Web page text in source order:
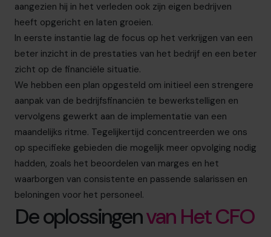
aangezien hij in het verleden ook zijn eigen bedrijven
heeft opgericht en laten groeien.
In eerste instantie lag de focus op het verkrijgen van een
beter inzicht in de prestaties van het bedrijf en een beter
zicht op de financiële situatie.
We hebben een plan opgesteld om initieel een strengere
aanpak van de bedrijfsfinanciën te bewerkstelligen en
vervolgens gewerkt aan de implementatie van een
maandelijks ritme. Tegelijkertijd concentreerden we ons
op specifieke gebieden die mogelijk meer opvolging nodig
hadden, zoals het beoordelen van marges en het
waarborgen van consistente en passende salarissen en
beloningen voor het personeel.
De oplossingenvan Het CFO